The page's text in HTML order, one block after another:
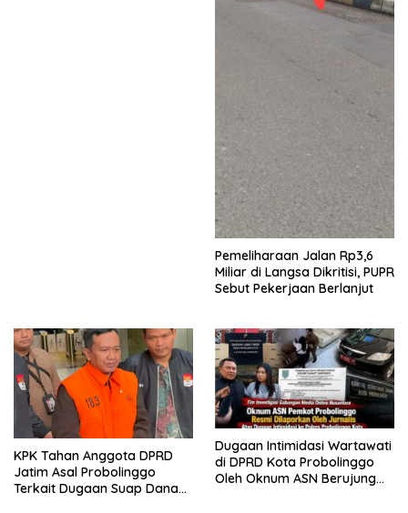
Pemeliharaan Jalan Rp3,6
Miliar di Langsa Dikritisi, PUPR
Sebut Pekerjaan Berlanjut
KPK Tahan Anggota DPRD
Jatim Asal Probolinggo
Terkait Dugaan Suap Dana
Dugaan Intimidasi Wartawati
di DPRD Kota Probolinggo
Oleh Oknum ASN Berujung